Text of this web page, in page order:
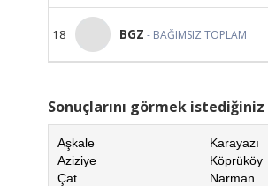
18 BGZ - BAĞIMSIZ TOPLAM
Sonuçlarını görmek istediğiniz
Aşkale
Aziziye
Çat
Karayazı
Köprüköy
Narman